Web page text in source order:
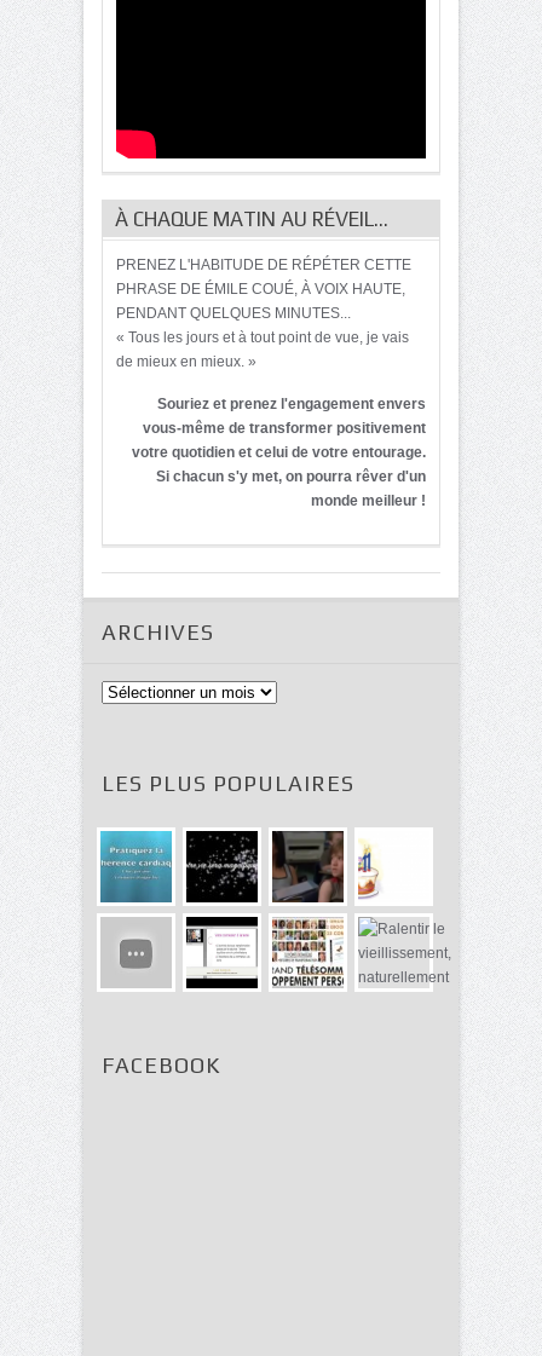
À CHAQUE MATIN AU RÉVEIL…
PRENEZ L'HABITUDE DE RÉPÉTER CETTE
PHRASE DE ÉMILE COUÉ, À VOIX HAUTE,
PENDANT QUELQUES MINUTES...
« Tous les jours et à tout point de vue, je vais
de mieux en mieux. »
Souriez et prenez l'engagement envers
vous-même de transformer positivement
votre quotidien et celui de votre entourage.
Si chacun s'y met, on pourra rêver d'un
monde meilleur !
ARCHIVES
Archives
LES PLUS POPULAIRES
FACEBOOK